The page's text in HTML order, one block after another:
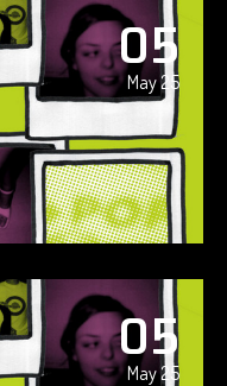
05
May 25
05
May 25